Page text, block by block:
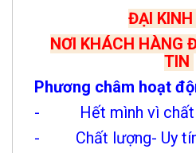
ĐẠI
NƠI KHÁCH HÀNG
TIN
Phương châm hoạt
- Hết mình vì chất
- Chất lượng- Uy